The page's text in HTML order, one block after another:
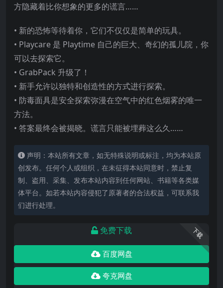
方隐藏着比你想象的更多的谎言……
• 新的恐怖等待着你，它们不仅仅是简单的玩具。
• Playcare 是 Playtime 自己的巨大、奇幻的孤儿院，你
可以去探索它。
• GrabPack 升级了！
• 新手允许以独特和创造性的方式进行探索。
• 防毒面具是安全探索弥漫在空气中的红色烟雾的唯一
方法。
• 答案最终会被揭晓。谎言只能被埋葬这么久……
声明：本站所有文章，如无特殊说明或标注，均为本站原
创发布。任何个人或组织，在未征得本站同意时，禁止复
制、盗用、采集、发布本站内容到任何网站、书籍等各类媒
体平台。如若本站内容侵犯了原著者的合法权益，可联系我
们进行处理。
下载
免费下载
百度网盘
夸克网盘